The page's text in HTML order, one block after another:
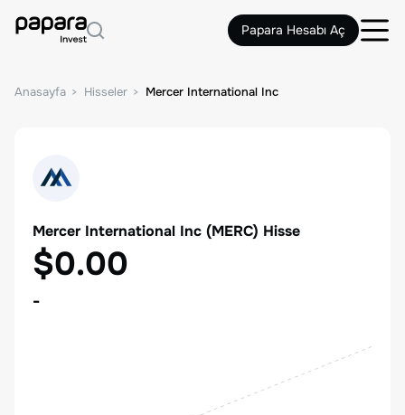
Papara Hesabı Aç
Anasayfa Hisseler Mercer International Inc
Mercer International Inc (MERC) Hisse
$0.00
-